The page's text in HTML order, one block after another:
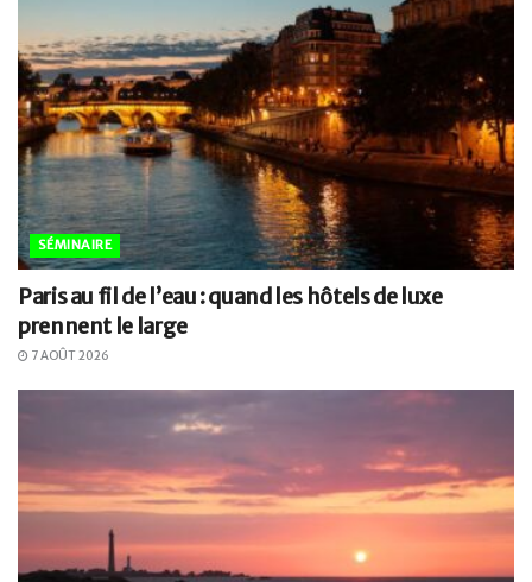
SÉMINAIRE
Paris au fil de l’eau : quand les hôtels de luxe
prennent le large
7 AOÛT 2026